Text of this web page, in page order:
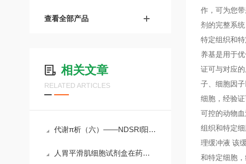
查看全部产品
相关文章
RELATED ARTICLES
代谢π析（六）——NDSRI阳性对照怎么选？从“买不到”到“选得对”
人胃平滑肌细胞试剂盒在药物筛选与机制研究中的应用方案
作，可为您
剂的完整系
特定组织和
养基是用于
证可与对应
子、细胞因
细胞，经验
可控的动物
组织和特定
理缓冲液 该
和特定细胞